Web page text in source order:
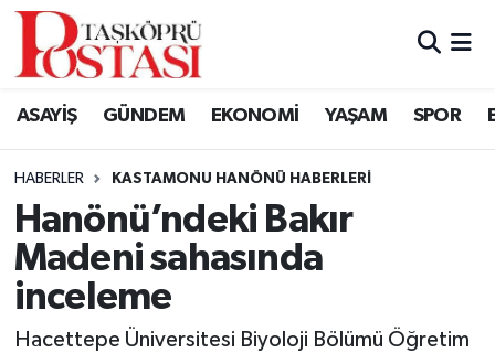
ASAYİŞ GÜNDEM EKONOMİ YAŞAM SPOR
HABERLER KASTAMONU HANÖNÜ HABERLERI
Hanönü’ndeki Bakır
Madeni sahasında
inceleme
Hacettepe Üniversitesi Biyoloji Bölümü Öğretim
Kastamonu Vefat Edenler
Araç Haberleri
Azdavay Haberleri